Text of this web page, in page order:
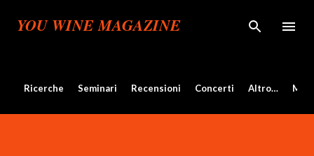
Passa ai contenuti principali
YOU WINE MAGAZINE
Ricerche Seminari Recensioni Concerti Altro…